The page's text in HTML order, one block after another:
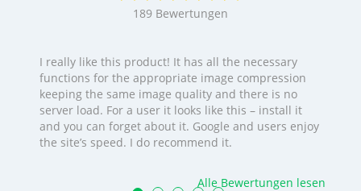
189 Bewertungen
I really like this product! It has all the necessary
functions for the appropriate image compression
keeping the same image quality and there is no
server load. For a user it looks like this – install it
and you can forget about it. Google and users enjoy
the site’s speed. I do recommend it.
Alle Bewertungen lesen